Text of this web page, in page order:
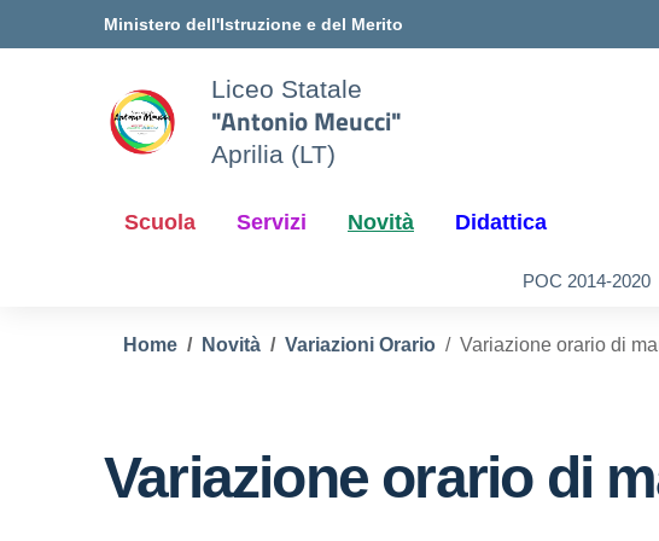
Ministero dell'Istruzione e del Merito
Liceo Statale
"Antonio Meucci"
Aprilia (LT)
Scuola Servizi Novità Didattica
POC 2014-2020
Home Novità Variazioni Orario Variazione orario di
Variazione orario di